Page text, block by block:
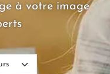
à votre image